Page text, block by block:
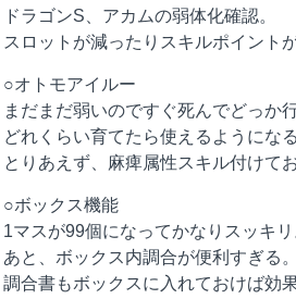
ドラゴンS、アカムの弱体化確認。
スロットが減ったりスキルポイント
○オトモアイルー
まだまだ弱いのですぐ死んでどっか
どれくらい育てたら使えるようにな
とりあえず、麻痺属性スキル付けて
○ボックス機能
1マスが99個になってかなりスッキリ
あと、ボックス内調合が便利すぎる。
調合書もボックスに入れておけば効